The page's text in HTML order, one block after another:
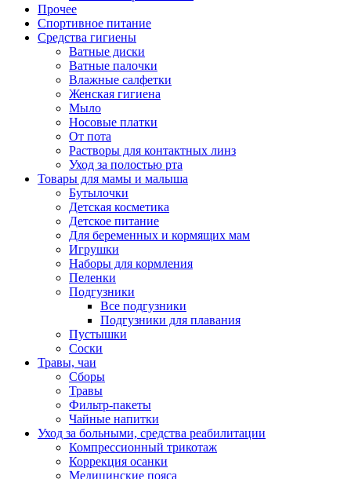
Прочее
Спортивное питание
Средства гигиены
Ватные диски
Ватные палочки
Влажные салфетки
Женская гигиена
Мыло
Носовые платки
От пота
Растворы для контактных линз
Уход за полостью рта
Товары для мамы и малыша
Бутылочки
Детская косметика
Детское питание
Для беременных и кормящих мам
Игрушки
Наборы для кормления
Пеленки
Подгузники
Все подгузники
Подгузники для плавания
Пустышки
Соски
Травы, чаи
Сборы
Травы
Фильтр-пакеты
Чайные напитки
Уход за больными, средства реабилитации
Компрессионный трикотаж
Коррекция осанки
Медицинские пояса